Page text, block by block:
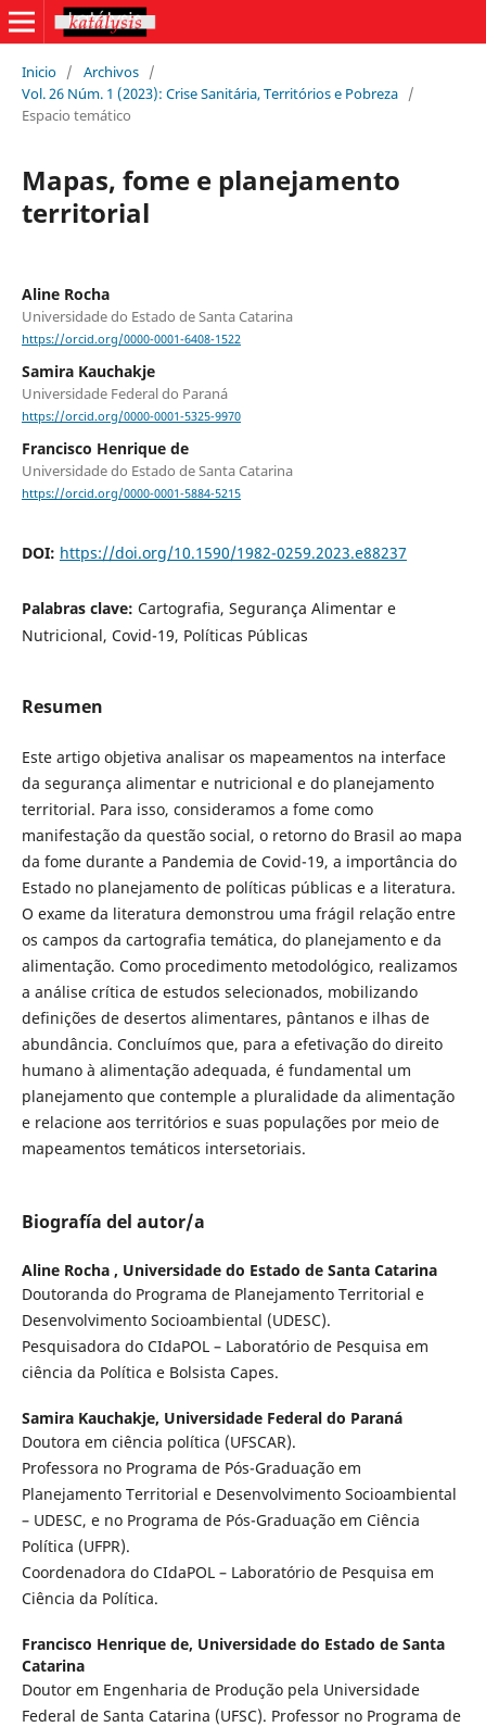
Inicio / Archivos /
Vol. 26 Núm. 1 (2023): Crise Sanitária, Territórios e Pobreza /
Espacio temático
Mapas, fome e planejamento
territorial
Aline Rocha
Universidade do Estado de Santa Catarina
https://orcid.org/0000-0001-6408-1522
Samira Kauchakje
Universidade Federal do Paraná
https://orcid.org/0000-0001-5325-9970
Francisco Henrique de
Universidade do Estado de Santa Catarina
https://orcid.org/0000-0001-5884-5215
DOI: https://doi.org/10.1590/1982-0259.2023.e88237
Palabras clave: Cartografia, Segurança Alimentar e
Nutricional, Covid-19, Políticas Públicas
Resumen
Este artigo objetiva analisar os mapeamentos na interface
da segurança alimentar e nutricional e do planejamento
territorial. Para isso, consideramos a fome como
manifestação da questão social, o retorno do Brasil ao mapa
da fome durante a Pandemia de Covid-19, a importância do
Estado no planejamento de políticas públicas e a literatura.
O exame da literatura demonstrou uma frágil relação entre
os campos da cartografia temática, do planejamento e da
alimentação. Como procedimento metodológico, realizamos
a análise crítica de estudos selecionados, mobilizando
definições de desertos alimentares, pântanos e ilhas de
abundância. Concluímos que, para a efetivação do direito
humano à alimentação adequada, é fundamental um
planejamento que contemple a pluralidade da alimentação
e relacione aos territórios e suas populações por meio de
mapeamentos temáticos intersetoriais.
Biografía del autor/a
Aline Rocha , Universidade do Estado de Santa Catarina
Doutoranda do Programa de Planejamento Territorial e
Desenvolvimento Socioambiental (UDESC).
Pesquisadora do CIdaPOL – Laboratório de Pesquisa em
ciência da Política e Bolsista Capes.
Samira Kauchakje, Universidade Federal do Paraná
Doutora em ciência política (UFSCAR).
Professora no Programa de Pós-Graduação em
Planejamento Territorial e Desenvolvimento Socioambiental
– UDESC, e no Programa de Pós-Graduação em Ciência
Política (UFPR).
Coordenadora do CIdaPOL – Laboratório de Pesquisa em
Ciência da Política.
Francisco Henrique de, Universidade do Estado de Santa
Catarina
Doutor em Engenharia de Produção pela Universidade
Federal de Santa Catarina (UFSC). Professor no Programa de